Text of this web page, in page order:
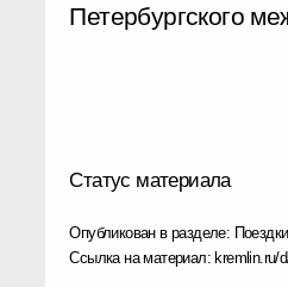
Петербургского
Статус материала
Опубликован в разделе: Поездки
Ссылка на материал: kremlin.ru/